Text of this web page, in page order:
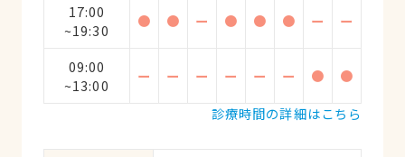
17:00
~19:30
● ● ー ● ● ● ー ー
09:00
~13:00
ー ー ー ー ー ー ●
●
診療時間の詳細はこちら